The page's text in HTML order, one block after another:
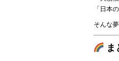
「日本
そんな
ま